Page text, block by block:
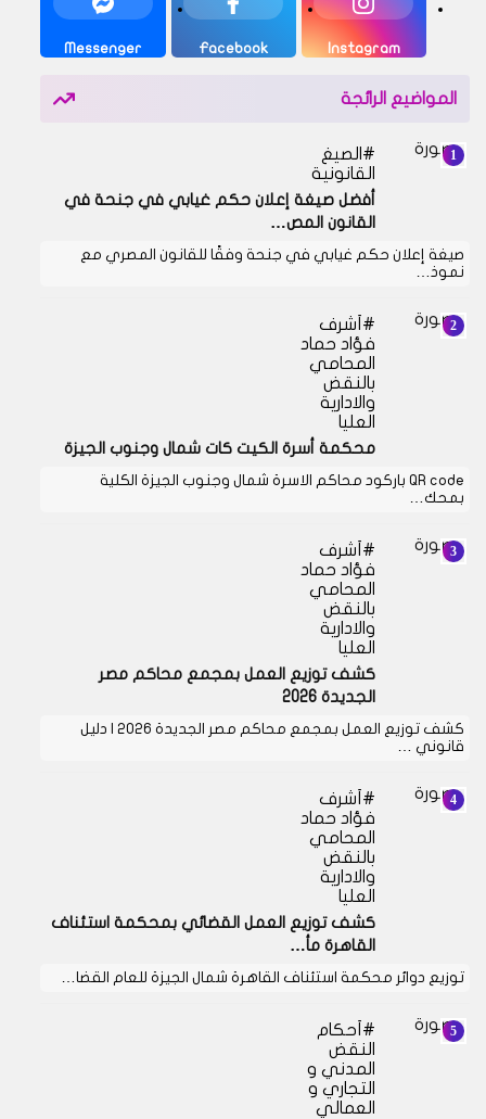
Instagram
Facebook
Messenger
المواضيع الرائجة
الصيغ
القانونية
أفضل صيغة إعلان حكم غيابي في جنحة في
القانون المص…
صيغة إعلان حكم غيابي في جنحة وفقًا للقانون المصري مع
نموذ…
أشرف
فؤاد حماد
المحامي
بالنقض
والادارية
العليا
محكمة أسرة الكيت كات شمال وجنوب الجيزة
QR code باركود محاكم الاسرة شمال وجنوب الجيزة الكلية
بمحك…
أشرف
فؤاد حماد
المحامي
بالنقض
والادارية
العليا
كشف توزيع العمل بمجمع محاكم مصر
الجديدة 2026
كشف توزيع العمل بمجمع محاكم مصر الجديدة 2026 | دليل
قانوني …
أشرف
فؤاد حماد
المحامي
بالنقض
والادارية
العليا
كشف توزيع العمل القضائي بمحكمة استئناف
القاهرة مأ…
توزيع دوائر محكمة استئناف القاهرة شمال الجيزة للعام القضا…
أحكام
النقض
المدني و
التجاري و
العمالي